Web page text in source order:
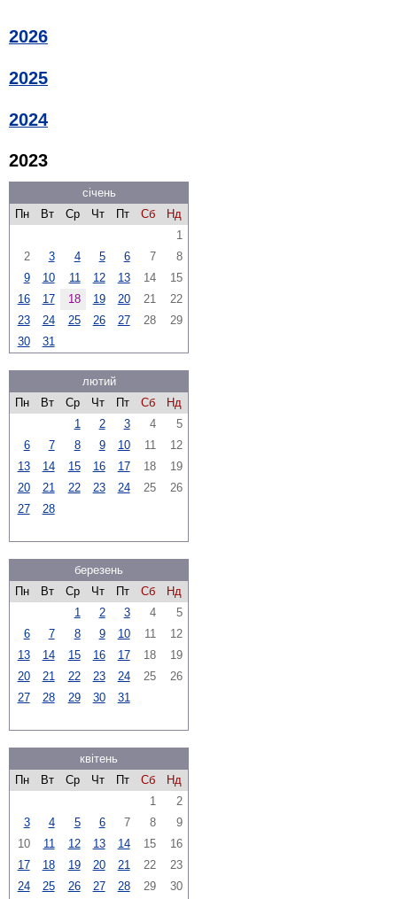
2026
2025
2024
2023
січень
Пн
Вт Ср Чт Пт Сб
Нд
1
2
3 4 5 6 7
8
9
10 11 12 13 14
15
16
17 18 19 20 21
22
23
24 25 26 27 28
29
30
31
лютий
Пн
Вт Ср Чт Пт Сб
Нд
1
2 3 4
5
6
7 8 9 10 11
12
13
14 15 16 17 18
19
20
21 22 23 24 25
26
27
28
березень
Пн
Вт Ср Чт Пт Сб
Нд
1
2 3 4
5
6
7 8 9 10 11
12
13
14 15 16 17 18
19
20
21 22 23 24 25
26
27
28 29 30 31
квітень
Пн
Вт Ср Чт Пт Сб
Нд
1
2
3
4 5 6 7 8
9
10
11 12 13 14 15
16
17
18 19 20 21 22
23
24
25 26 27 28 29 30